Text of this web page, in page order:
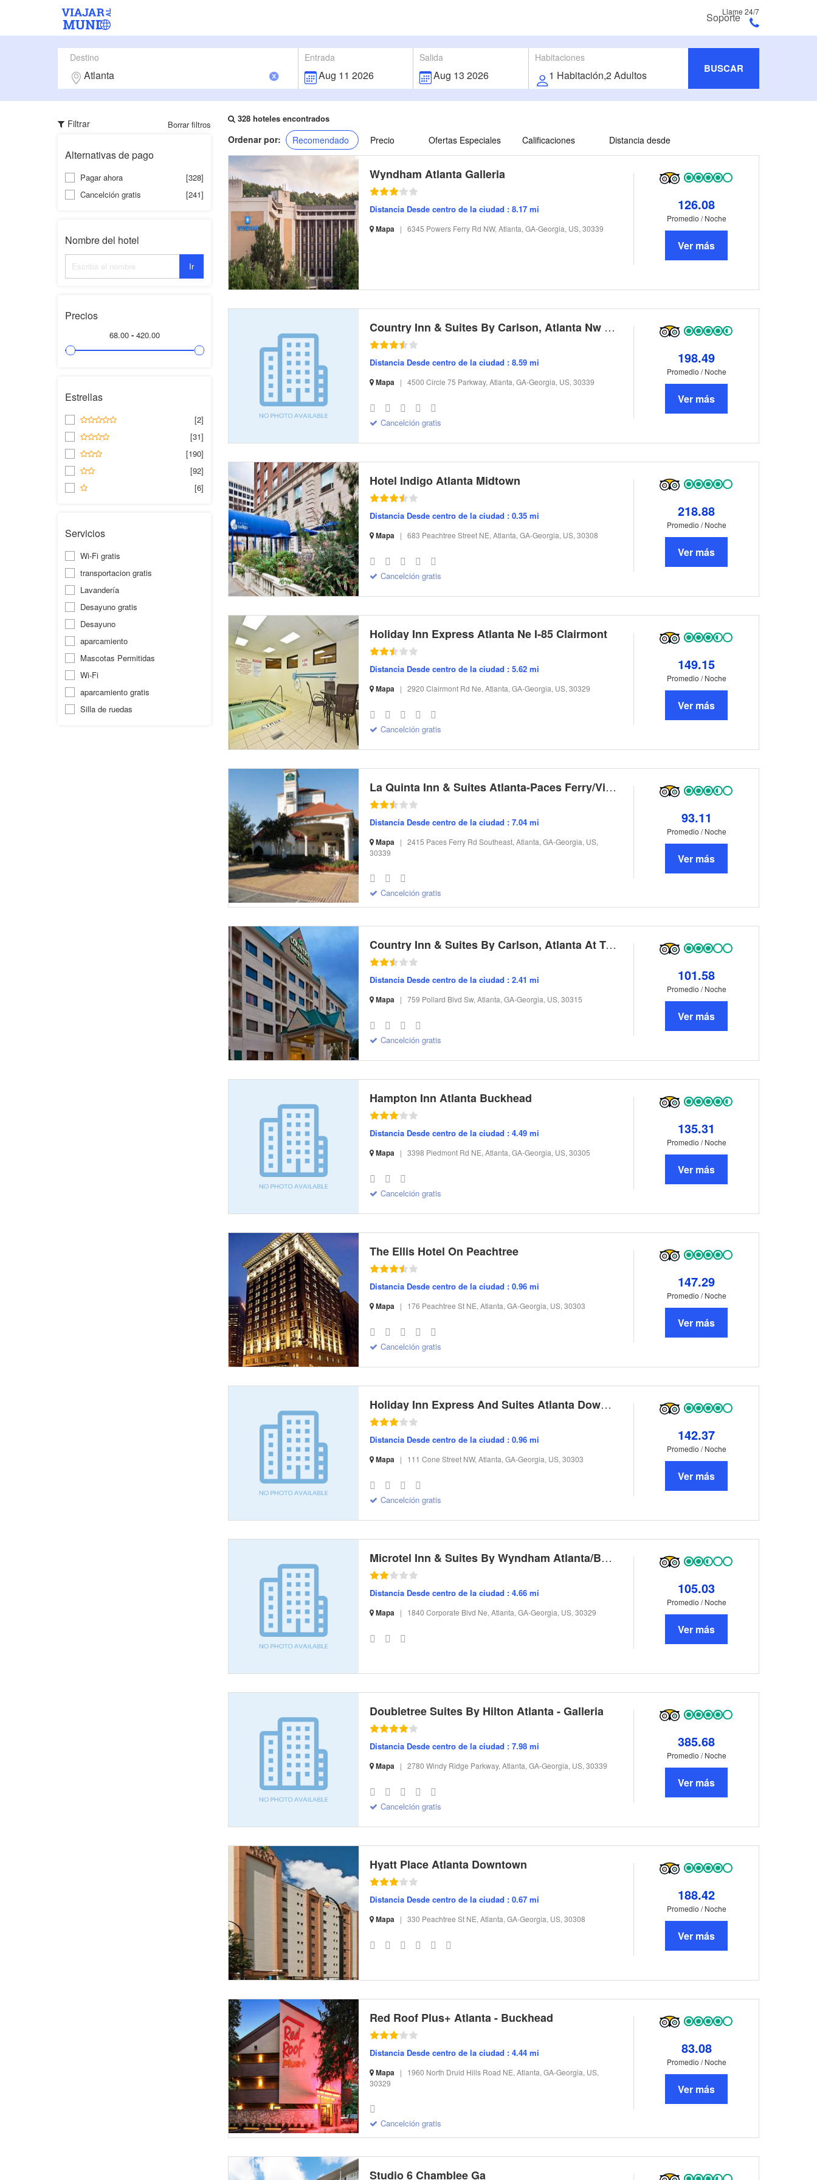
SoporteLlame 24/7
Destino Entrada Salida Habitaciones
BUSCAR
Filtrar Borrar filtros
Alternativas de pago
Pagar ahora
[328]
Cancelción gratis
[241]
Nombre del hotel
Ir
Precios
68.00 - 420.00
Estrellas
[2]
[31]
[190]
[92]
[6]
Servicios
Wi-Fi gratis
transportacion gratis
Lavandería
Desayuno gratis
Desayuno
aparcamiento
Mascotas Permitidas
Wi-Fi
aparcamiento gratis
Silla de ruedas
328 hoteles encontrados
Ordenar por: Recomendado Precio Ofertas Especiales Calificaciones Distancia desde
Wyndham Atlanta Galleria
Distancia Desde centro de la ciudad : 8.17 mi
Mapa | 6345 Powers Ferry Rd NW, Atlanta, GA-Georgia, US, 30339
126.08
Promedio / Noche
Ver más
Country Inn & Suites By Carlson, Atlanta Nw At Suntrust Park
Distancia Desde centro de la ciudad : 8.59 mi
Mapa | 4500 Circle 75 Parkway, Atlanta, GA-Georgia, US, 30339
Cancelción gratis
198.49
Promedio / Noche
Ver más
Hotel Indigo Atlanta Midtown
Distancia Desde centro de la ciudad : 0.35 mi
Mapa | 683 Peachtree Street NE, Atlanta, GA-Georgia, US, 30308
Cancelción gratis
218.88
Promedio / Noche
Ver más
Holiday Inn Express Atlanta Ne I-85 Clairmont
Distancia Desde centro de la ciudad : 5.62 mi
Mapa | 2920 Clairmont Rd Ne, Atlanta, GA-Georgia, US, 30329
Cancelción gratis
149.15
Promedio / Noche
Ver más
La Quinta Inn & Suites Atlanta-Paces Ferry/Vinings
Distancia Desde centro de la ciudad : 7.04 mi
Mapa | 2415 Paces Ferry Rd Southeast, Atlanta, GA-Georgia, US,
30339
Cancelción gratis
93.11
Promedio / Noche
Ver más
Country Inn & Suites By Carlson, Atlanta At Turner Field
Distancia Desde centro de la ciudad : 2.41 mi
Mapa | 759 Pollard Blvd Sw, Atlanta, GA-Georgia, US, 30315
Cancelción gratis
101.58
Promedio / Noche
Ver más
Hampton Inn Atlanta Buckhead
Distancia Desde centro de la ciudad : 4.49 mi
Mapa | 3398 Piedmont Rd NE, Atlanta, GA-Georgia, US, 30305
Cancelción gratis
135.31
Promedio / Noche
Ver más
The Ellis Hotel On Peachtree
Distancia Desde centro de la ciudad : 0.96 mi
Mapa | 176 Peachtree St NE, Atlanta, GA-Georgia, US, 30303
Cancelción gratis
147.29
Promedio / Noche
Ver más
Holiday Inn Express And Suites Atlanta Downtown
Distancia Desde centro de la ciudad : 0.96 mi
Mapa | 111 Cone Street NW, Atlanta, GA-Georgia, US, 30303
Cancelción gratis
142.37
Promedio / Noche
Ver más
Microtel Inn & Suites By Wyndham Atlanta/Buckhead Area
Distancia Desde centro de la ciudad : 4.66 mi
Mapa | 1840 Corporate Blvd Ne, Atlanta, GA-Georgia, US, 30329
105.03
Promedio / Noche
Ver más
Doubletree Suites By Hilton Atlanta - Galleria
Distancia Desde centro de la ciudad : 7.98 mi
Mapa | 2780 Windy Ridge Parkway, Atlanta, GA-Georgia, US, 30339
Cancelción gratis
385.68
Promedio / Noche
Ver más
Hyatt Place Atlanta Downtown
Distancia Desde centro de la ciudad : 0.67 mi
Mapa | 330 Peachtree St NE, Atlanta, GA-Georgia, US, 30308
188.42
Promedio / Noche
Ver más
Red Roof Plus+ Atlanta - Buckhead
Distancia Desde centro de la ciudad : 4.44 mi
Mapa | 1960 North Druid Hills Road NE, Atlanta, GA-Georgia, US,
30329
Cancelción gratis
83.08
Promedio / Noche
Ver más
Studio 6 Chamblee Ga